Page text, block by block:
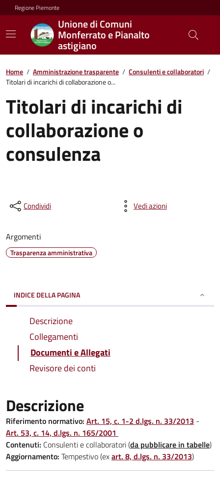
Regione Piemonte
Unione di Comuni
Monferrato e Pianalto
astigiano
Home / Amministrazione trasparente / Consulenti e collaboratori /
Titolari di incarichi di collaborazione o...
Titolari di incarichi di
collaborazione o
consulenza
Condividi Vedi azioni
Argomenti
Trasparenza amministrativa
INDICE DELLA PAGINA
Descrizione
Collegamenti
Documenti e Allegati
Revisore dei conti
Descrizione
Riferimento normativo: Art. 15, c. 1-2 d.lgs. n. 33/2013 -
Art. 53, c. 14, d.lgs. n. 165/2001
Contenuti: Consulenti e collaboratori (da pubblicare in tabelle)
Aggiornamento: Tempestivo (exart. 8, d.lgs. n. 33/2013)